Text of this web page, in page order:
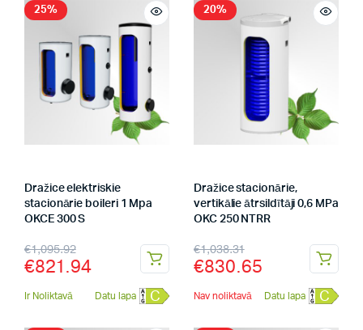
25%
Dražice elektriskie
stacionārie boileri 1 Mpa
OKCE 300 S
€1,095.92
€821.94
Ir Noliktavā Datu lapa C
20%
Dražice stacionārie,
vertikālie ātrsildītāji 0,6 MPa
OKC 250 NTRR
€1,038.31
€830.65
Nav noliktavā Datu lapa C